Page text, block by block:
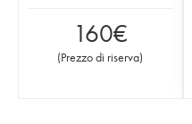
160€
(Prezzo di riserva)